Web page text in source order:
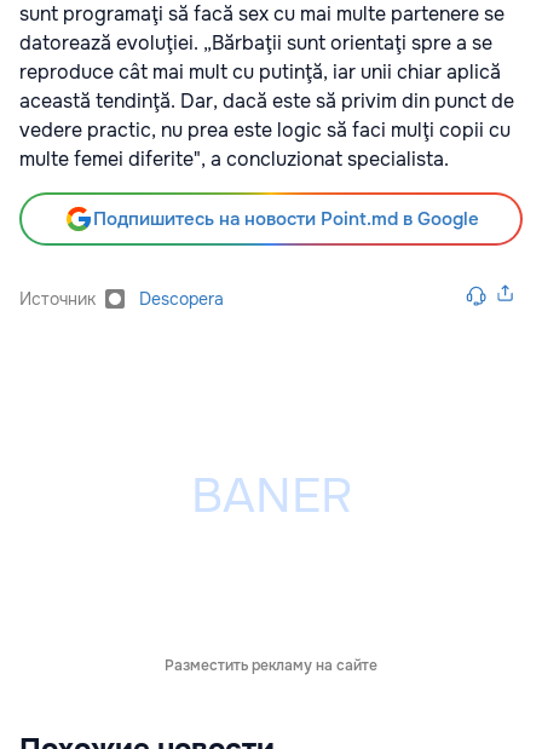
sunt programaţi să facă sex cu mai multe partenere se
datorează evoluţiei. „Bărbaţii sunt orientaţi spre a se
reproduce cât mai mult cu putinţă, iar unii chiar aplică
această tendinţă. Dar, dacă este să privim din punct de
vedere practic, nu prea este logic să faci mulţi copii cu
multe femei diferite", a concluzionat specialista.
Подпишитесь на новости Point.md в Google
Источник Descopera
Разместить рекламу на сайте